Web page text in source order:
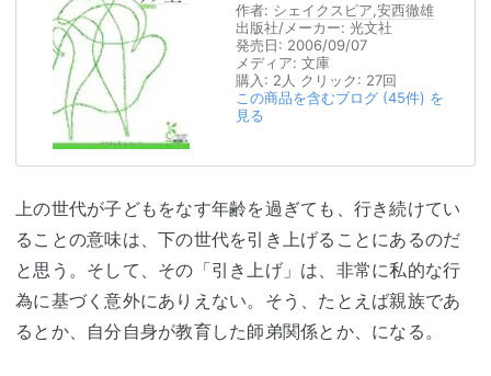
作者: シェイクスピア,安西徹雄
出版社/メーカー: 光文社
発売日: 2006/09/07
メディア: 文庫
購入: 2人 クリック: 27回
この商品を含むブログ (45件) を
見る
上の世代が子どもをなす年齢を過ぎても、行き続けてい
ることの意味は、下の世代を引き上げることにあるのだ
と思う。そして、その「引き上げ」は、非常に私的な行
為に基づく意外にありえない。そう、たとえば親族であ
るとか、自分自身が教育した師弟関係とか、になる。